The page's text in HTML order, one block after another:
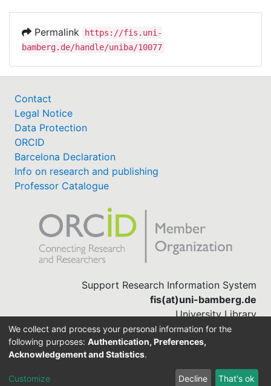
Permalink
https://fis.uni-
bamberg.de/handle/uniba/10077
Contact
Legal Notice
Data Protection
ORCID
Barcelona Declaration
Info on research and publishing
Professor Catalogue
Support Research Information System
fis(at)uni-bamberg.de
University Library
(0951) 863-1568
DSpace-CRIS software
We collect and process your personal information for the
following purposes: Authentication, Preferences,
Acknowledgement and Statistics.
Customize Decline That's ok